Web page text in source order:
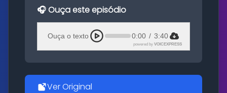
🎧 Ouça este episódio
Ouça o texto 0:00 / 3:40
powered by VOICEXPRESS
Ver Original